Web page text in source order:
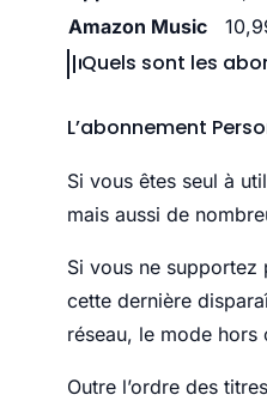
Amazon Music
Quels sont les
L’abonnement
Si vous êtes seul à
mais aussi de
Si vous ne
cette dernière
réseau, le mode hors
Outre l’ordre des